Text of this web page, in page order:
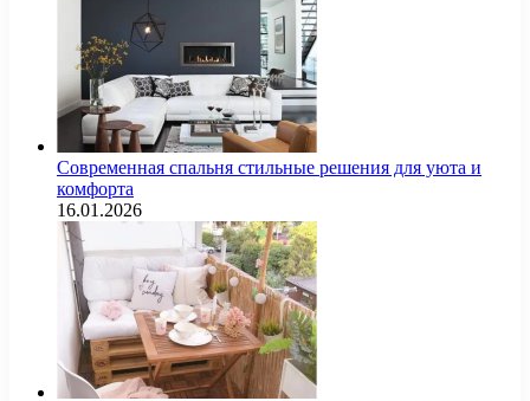
Современная спальня стильные решения для уюта и
комфорта
16.01.2026